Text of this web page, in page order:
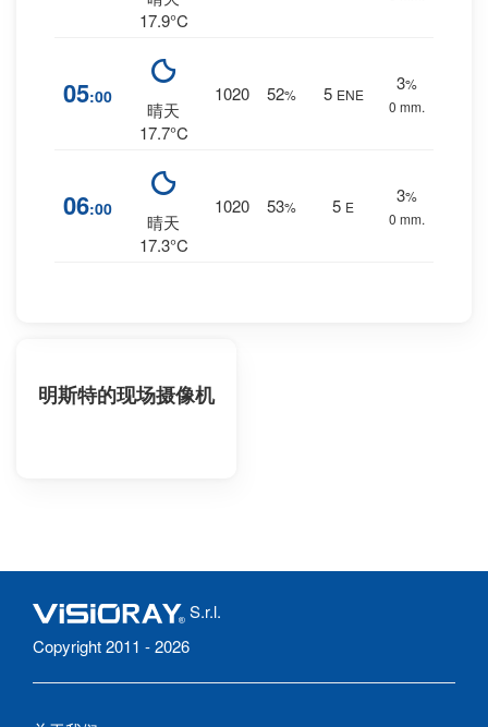
17.9°C
05:00
晴天
17.7°C
1020 52% 5 ENE
3%
0 mm.
06:00
晴天
17.3°C
1020 53% 5 E
3%
0 mm.
明斯特的现场摄像机
S.r.l.
Copyright 2011 - 2026